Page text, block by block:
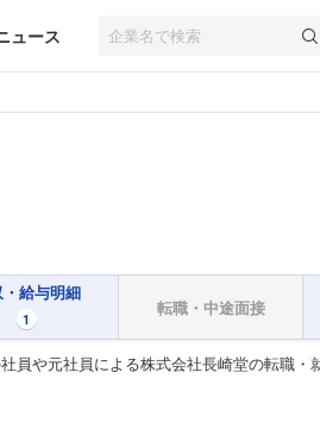
ュース
給与明細
1
転職・中途面接
員や元社員による株式会社長崎堂の転職